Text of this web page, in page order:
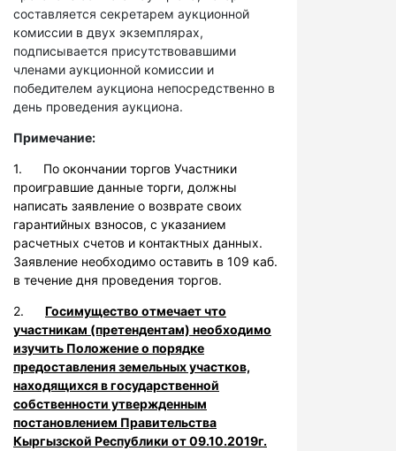
составляется секретарем аукционной
комиссии в двух экземплярах,
подписывается присутствовавшими
членами аукционной комиссии и
победителем аукциона непосредственно в
день проведения аукциона.
Примечание:
1. По окончании торгов Участники
проигравшие данные торги, должны
написать заявление о возврате своих
гарантийных взносов, с указанием
расчетных счетов и контактных данных.
Заявление необходимо оставить в 109 каб.
в течение дня проведения торгов.
2. Госимущество отмечает что
участникам (претендентам) необходимо
изучить Положение о порядке
предоставления земельных участков,
находящихся в государственной
собственности утвержденным
постановлением Правительства
Кыргызской Республики от 09.10.2019г.